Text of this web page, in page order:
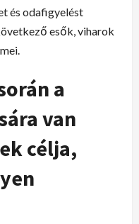
és odafigyelést
esők, viharok
a
van
célja,